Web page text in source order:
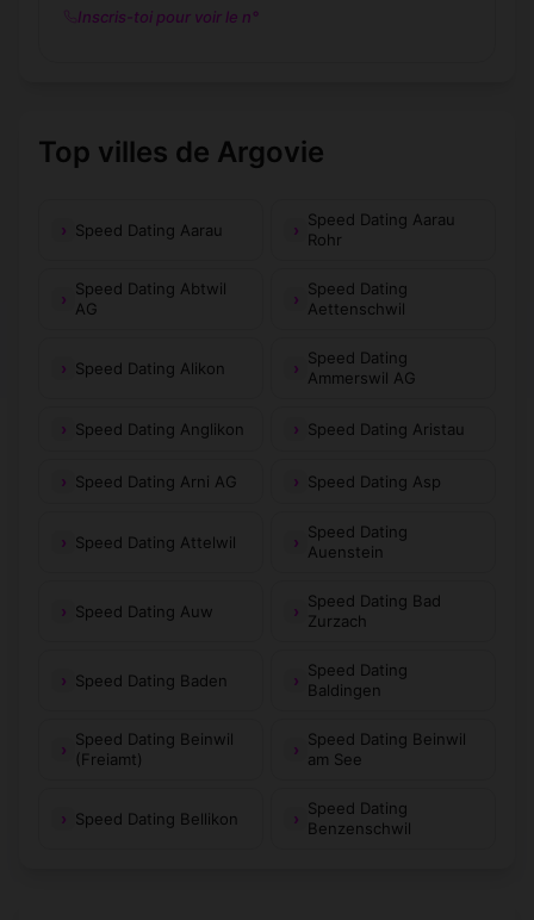
Inscris-toi pour voir le n°
Top villes de Argovie
Speed Dating Aarau
Speed Dating Aarau
Rohr
Speed Dating Abtwil
AG
Speed Dating
Aettenschwil
Speed Dating Alikon
Speed Dating
Ammerswil AG
Speed Dating Anglikon Speed Dating Aristau
Speed Dating Arni AG Speed Dating Asp
Speed Dating Attelwil
Speed Dating
Auenstein
Speed Dating Auw
Speed Dating Bad
Zurzach
Speed Dating Baden
Speed Dating
Baldingen
Speed Dating Beinwil
(Freiamt)
Speed Dating Beinwil
am See
Speed Dating Bellikon
Speed Dating
Benzenschwil